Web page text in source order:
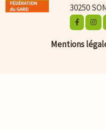
30250
Mentions